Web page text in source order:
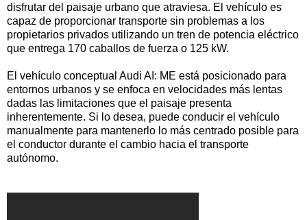
disfrutar del paisaje urbano que atraviesa. El vehículo es
capaz de proporcionar transporte sin problemas a los
propietarios privados utilizando un tren de potencia eléctrico
que entrega 170 caballos de fuerza o 125 kW.
El vehículo conceptual Audi AI: ME está posicionado para
entornos urbanos y se enfoca en velocidades más lentas
dadas las limitaciones que el paisaje presenta
inherentemente. Si lo desea, puede conducir el vehículo
manualmente para mantenerlo lo más centrado posible para
el conductor durante el cambio hacia el transporte
autónomo.